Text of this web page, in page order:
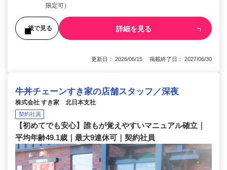
限定可）
後で見る 詳細を見る
更新日： 2026/06/15 掲載終了日： 2027/06/30
牛丼チェーンすき家の店舗スタッフ／深夜
株式会社 すき家 北日本支社
契約社員
【初めてでも安心】誰もが覚えやすいマニュアル確立｜
平均年齢49.1歳｜最大9連休可｜契約社員